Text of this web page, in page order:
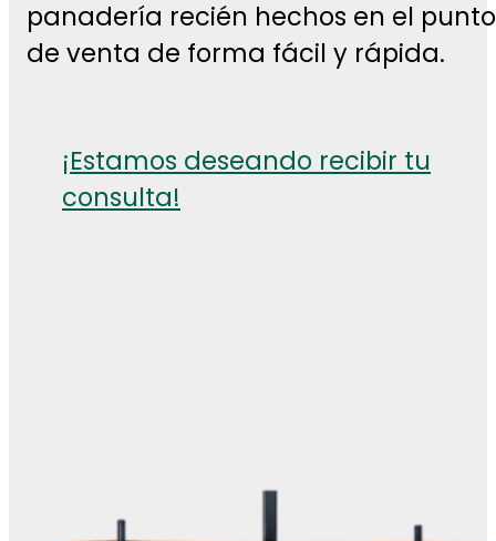
panadería recién hechos en el punto
de venta de forma fácil y rápida.
¡Estamos deseando recibir tu
consulta!